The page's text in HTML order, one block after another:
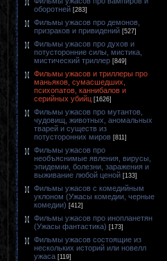
оборотней [283]
Фильмы ужасов про демонов,
призраков и привидений [527]
Фильмы ужасов про духов и
потусторонние силы, мистика,
мистический триллер [849]
Фильмы ужасов и триллеры про
маньяков, сумасшедших,
психопатов, каннибалов и
серийных убийц [1626]
Фильмы ужасов про мутантов,
чудовищ, животных, аномальных
тварей и существ из
потусторонних миров [811]
Фильмы ужасов про
необъяснимые явления, вирусы,
эпидемии, болезни, заражения и
выживание любой ценой [133]
Фильмы ужасов с комедийным
уклоном (Ужасы комедии, черные
комедии) [412]
Фильмы ужасов про инопланетян
(Ужасы фантастика) [173]
Фильмы ужасов состоящие из
нескольких историй или новелл
ужаса [119]